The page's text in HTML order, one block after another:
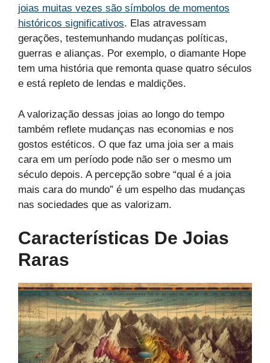
joias muitas vezes são símbolos de momentos
históricos significativos. Elas atravessam
gerações, testemunhando mudanças políticas,
guerras e alianças. Por exemplo, o diamante Hope
tem uma história que remonta quase quatro séculos
e está repleto de lendas e maldições.
A valorização dessas joias ao longo do tempo
também reflete mudanças nas economias e nos
gostos estéticos. O que faz uma joia ser a mais
cara em um período pode não ser o mesmo um
século depois. A percepção sobre “qual é a joia
mais cara do mundo” é um espelho das mudanças
nas sociedades que as valorizam.
Características De Joias
Raras